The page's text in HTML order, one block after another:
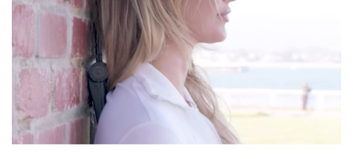
Enterprise Digital Transformation
特集